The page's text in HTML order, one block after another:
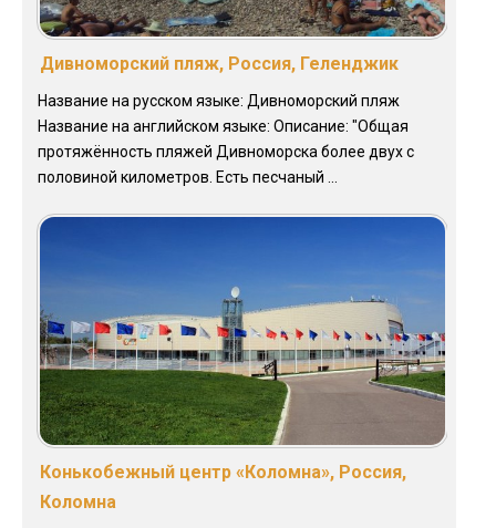
Дивноморский пляж, Россия, Геленджик
Название на русском языке: Дивноморский пляж
Название на английском языке: Описание: "Общая
протяжённость пляжей Дивноморска более двух с
половиной километров. Есть песчаный ...
Конькобежный центр «Коломна», Россия,
Коломна